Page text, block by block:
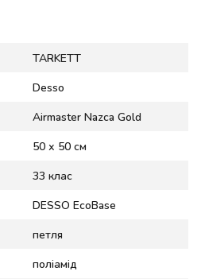
TARKETT
Desso
Airmaster Nazca Gold
50 х 50 см
33 клас
DESSO EcoBase
петля
поліамід